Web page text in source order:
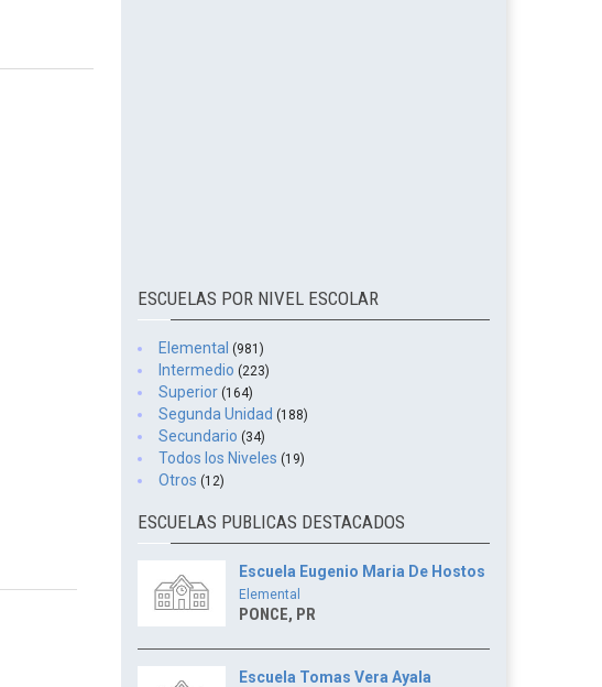
ESCUELAS POR NIVEL ESCOLAR
Elemental (981)
Intermedio (223)
Superior (164)
Segunda Unidad (188)
Secundario (34)
Todos los Niveles (19)
Otros (12)
ESCUELAS PUBLICAS DESTACADOS
Escuela Eugenio Maria De Hostos
Elemental
PONCE, PR
Escuela Tomas Vera Ayala